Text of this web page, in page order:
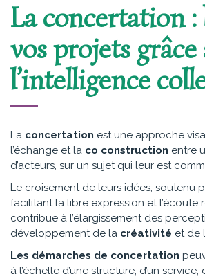
La concertation
vos projets grâce
l’intelligence
La concertation est une approche
l’échange et la co construction entre
d’acteurs, sur un sujet qui leur est
Le croisement de leurs idées, soutenu
facilitant la libre expression et l’écoute
contribue à l’élargissement des
développement de la créativité et de
Les démarches de concertation
à l’échelle d’une structure, d’un service,